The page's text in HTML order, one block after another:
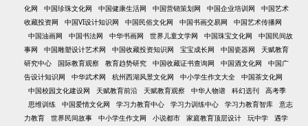
化网
中国珍珠文化网 中国健康生活网 中国营销策划网 中国企业培训网
中国艺术
收藏投资网
中国VI设计知识网 中国民俗文化网 中国书画交易网
中国艺术传播网
中国油画网
中国书法网 中华书画网 世界儿童文学网 中国珠宝文化网
中国民间故
事网
中国雕塑设计艺术网 中国收藏投资知识网 宝宝成长网 中国瓷器网
天赋教育
研究中心
国际教育观察 教育趋势研究 中国收藏证书查询网 中国酒文化网
中国广
告设计知识网
中华武术网 杭州西湖风景文化网 中小学生作文大全
中国茶文化网
中国校园文化建设网
天赋教育前沿 天赋教育观察 中华人物谱 科幻选刊
高考季
思维训练
中国爱情文化网 学习力教育中心 学习力训练中心 学习力教育智库
意志
力教育
世界民间故事 中小学生作文网 小说都市 家庭教育顶层设计 玩中学 遇学